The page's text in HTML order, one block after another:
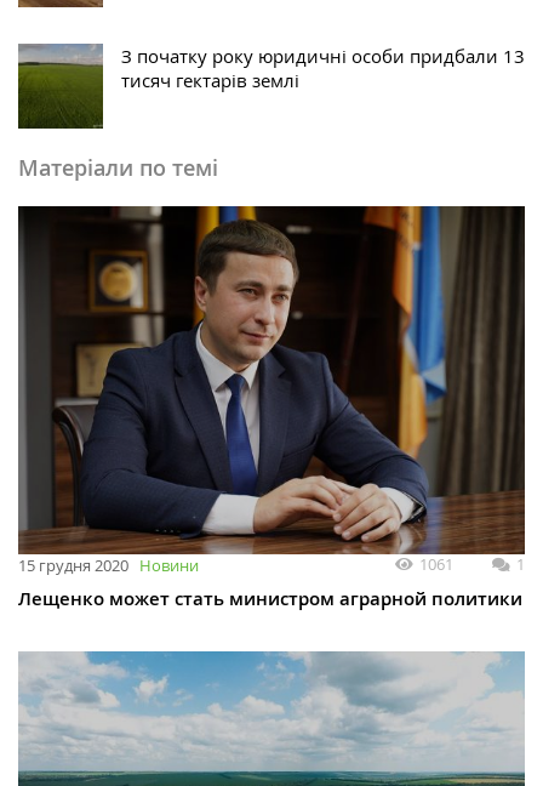
З початку року юридичні особи придбали 13
тисяч гектарів землі
Матеріали по темі
15 грудня 2020 Новини 1061 1
Лещенко может стать министром аграрной политики